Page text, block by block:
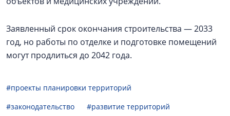
Заявленный срок окончания строительства — 2033
год, но работы по отделке и подготовке помещений
могут продлиться до 2042 года.
#проекты планировки территорий
#законодательство
#развитие территорий